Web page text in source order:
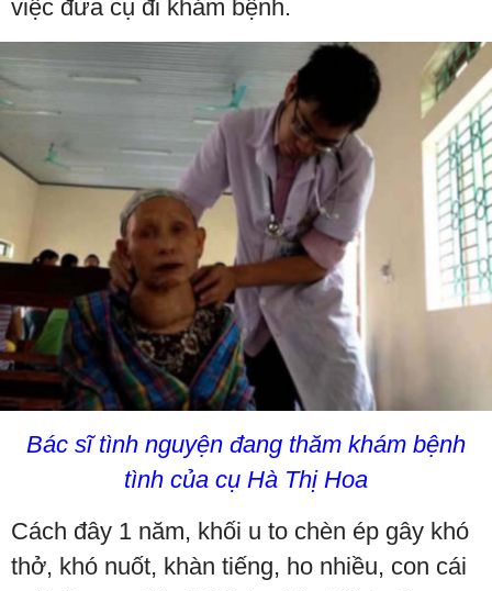
việc đưa cụ đi khám bệnh.
Bác sĩ tình nguyện đang thăm khám bệnh
tình của cụ Hà Thị Hoa
Cách đây 1 năm, khối u to chèn ép gây khó
thở, khó nuốt, khàn tiếng, ho nhiều, con cái